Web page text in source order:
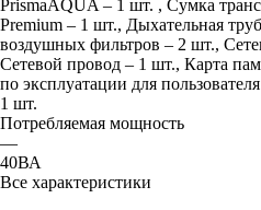
PrismaAQUA – 1 шт. , Сумка
Premium – 1 шт., Дыхательная
воздушных фильтров – 2 шт.,
Сетевой провод – 1 шт., Карта
по эксплуатации для
1 шт.
Потребляемая мощность
—
40ВА
Все характеристики